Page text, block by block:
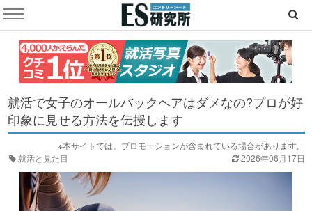
就活で女子のオールバックヘアはダメなの?プロが好
印象に見せる方法を伝授します
※本サイトでは、プロモーションが含まれている場合があります。
就活と見た目
2026年06月17日